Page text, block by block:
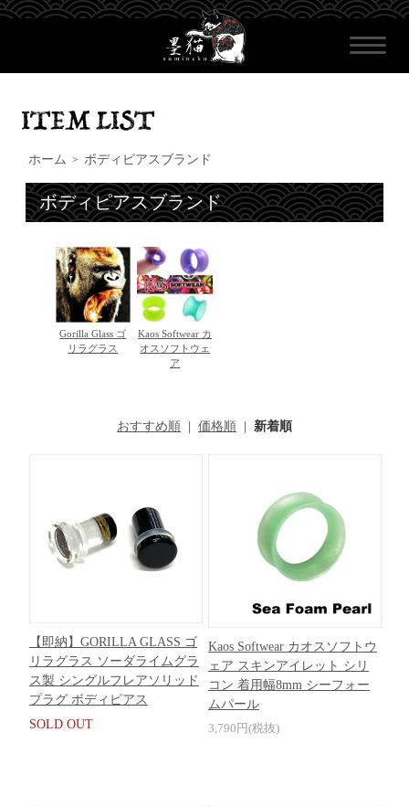
ホーム > ボディピアスブランド
ボディピアスブランド
Gorilla Glass ゴ
リラグラス
Kaos Softwear カ
オスソフトウェ
ア
おすすめ順 価格順 新着順
【即納】GORILLA GLASS ゴ
リラグラス ソーダライムグラ
ス製 シングルフレアソリッド
プラグ ボディピアス
SOLD OUT
Kaos Softwear カオスソフトウ
ェア スキンアイレット シリ
コン 着用幅8mm シーフォー
ムパール
3,790円(税抜)